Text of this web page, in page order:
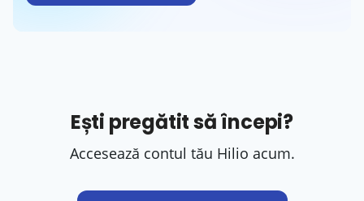
Ești pregătit să începi?
Accesează contul tău Hilio acum.